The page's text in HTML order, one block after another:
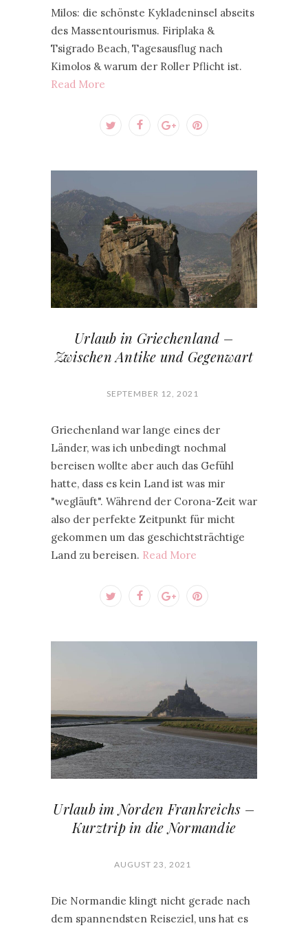
Milos: die schönste Kykladeninsel abseits
des Massentourismus. Firiplaka &
Tsigrado Beach, Tagesausflug nach
Kimolos & warum der Roller Pflicht ist.
Read More
Urlaub in Griechenland –
Zwischen Antike und Gegenwart
SEPTEMBER 12, 2021
Griechenland war lange eines der
Länder, was ich unbedingt nochmal
bereisen wollte aber auch das Gefühl
hatte, dass es kein Land ist was mir
"wegläuft". Während der Corona-Zeit war
also der perfekte Zeitpunkt für micht
gekommen um das geschichtsträchtige
Land zu bereisen. Read More
Urlaub im Norden Frankreichs –
Kurztrip in die Normandie
AUGUST 23, 2021
Die Normandie klingt nicht gerade nach
dem spannendsten Reiseziel, uns hat es